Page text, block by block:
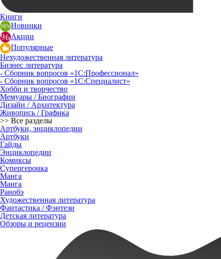
Книги
Новинки
Акции
Популярные
Нехудожественная литература
Бизнес литература
- Сборник вопросов «1С:Профессионал»
- Сборник вопросов «1С:Специалист»
Хобби и творчество
Мемуары / Биографии
Дизайн / Архитектура
Живопись / Графика
>> Все разделы
Артбуки, энциклопедии
Артбуки
Гайды
Энциклопедии
Комиксы
Супергероика
Манга
Манга
Ранобэ
Художественная литература
Фантастика / Фэнтези
Детская литература
Обзоры и рецензии